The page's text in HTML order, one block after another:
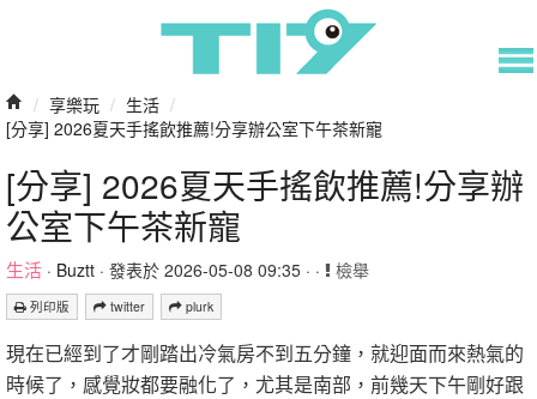
/ 享樂玩 / 生活 /
[分享] 2026夏天手搖飲推薦!分享辦公室下午茶新寵
[分享] 2026夏天手搖飲推薦!分享辦
公室下午茶新寵
生活 · Buztt · 發表於 2026-05-08 09:35 · · 檢舉
列印版 twitter plurk
現在已經到了才剛踏出冷氣房不到五分鐘，就迎面而來熱氣的
時候了，感覺妝都要融化了，尤其是南部，前幾天下午剛好跟